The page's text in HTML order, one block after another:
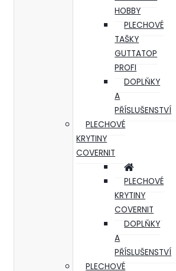
HOBBY
PLECHOVÉ
TAŠKY
GUTTATOP
PROFI
DOPLŇKY
A
PŘÍSLUŠENSTVÍ
PLECHOVÉ
KRYTINY
COVERNIT
PLECHOVÉ
KRYTINY
COVERNIT
DOPLŇKY
A
PŘÍSLUŠENSTVÍ
PLECHOVÉ